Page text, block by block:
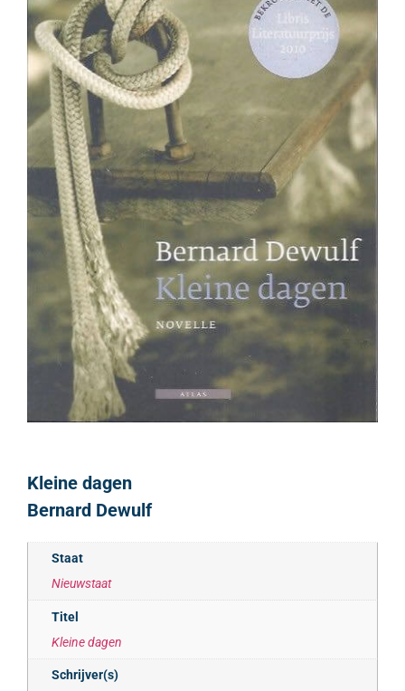
Kleine dagen
Bernard Dewulf
Staat
Nieuwstaat
Titel
Kleine dagen
Schrijver(s)